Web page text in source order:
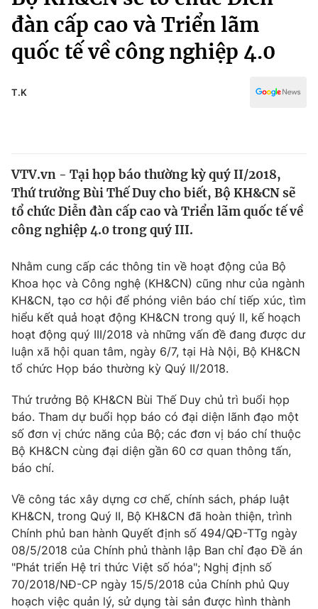
Chính trị
Xã hội
Pháp luật
Thế giới
Tin tức
Thế giới đó đây
Kinh tế
Tài chính
Thị trường
Góc doanh nghiệp
Truyền hình
Phim VTV
Hậu trường
Khán giả
Giải sao mai
Giải trí
Điện ảnh
Âm nhạc
Sao
Đời sống
Du lịch
Làm đẹp
Chất lượng cuộc sống
Giáo dục
Tuyển sinh
Học trực tuyến
Công nghệ
Sản phẩm
Thị trường
Tư vấn
Giao lưu trực tuyến
Lịch phát sóng
Chuyên mục khác
Truyền hình
Văn hóa - Giải trí
Y tế
đàn cấp cao và Triển lãm
quốc tế về công nghiệp 4.0
T.K
VTV.vn - Tại họp báo thường kỳ quý II/2018,
Thứ trưởng Bùi Thế Duy cho biết, Bộ KH&CN sẽ
tổ chức Diễn đàn cấp cao và Triển lãm quốc tế về
công nghiệp 4.0 trong quý III.
Nhằm cung cấp các thông tin về hoạt động của Bộ
Khoa học và Công nghệ (KH&CN) cũng như của ngành
KH&CN, tạo cơ hội để phóng viên báo chí tiếp xúc, tìm
hiểu kết quả hoạt động KH&CN trong quý II, kế hoạch
hoạt động quý III/2018 và những vấn đề đang được dư
luận xã hội quan tâm, ngày 6/7, tại Hà Nội, Bộ KH&CN
tổ chức Họp báo thường kỳ Quý II/2018.
Thứ trưởng Bộ KH&CN Bùi Thế Duy chủ trì buổi họp
báo. Tham dự buổi họp báo có đại diện lãnh đạo một
số đơn vị chức năng của Bộ; các đơn vị báo chí thuộc
Bộ KH&CN cùng đại diện gần 60 cơ quan thông tấn,
báo chí.
Về công tác xây dựng cơ chế, chính sách, pháp luật
KH&CN, trong Quý II, Bộ KH&CN đã hoàn thiện, trình
Chính phủ ban hành Quyết định số 494/QĐ-TTg ngày
08/5/2018 của Chính phủ thành lập Ban chỉ đạo Đề án
"Phát triển Hệ tri thức Việt số hóa"; Nghị định số
70/2018/NĐ-CP ngày 15/5/2018 của Chính phủ Quy
hoạch việc quản lý, sử dụng tài sản được hình thành